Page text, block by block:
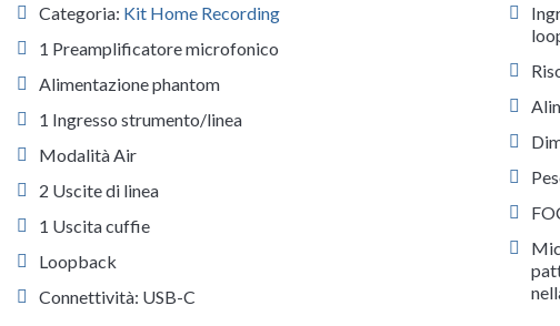
Categoria: Kit Home Recording
1 Preamplificatore microfonico
Alimentazione phantom
1 Ingresso strumento/linea
Modalità Air
2 Uscite di linea
1 Uscita cuffie
Loopback
Connettività: USB-C